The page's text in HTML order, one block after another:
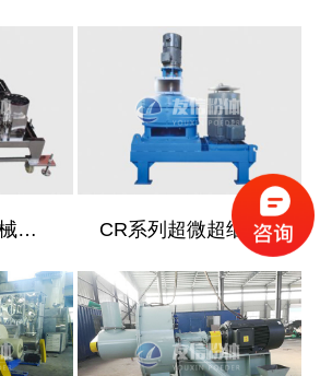
CR系列超微机械粉碎机 CR系列超微超细粉碎机